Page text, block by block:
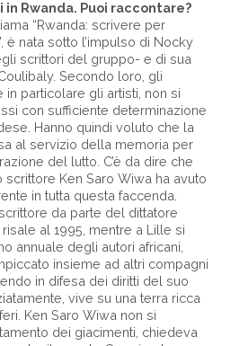
Rwanda. Puoi raccontare?
“Rwanda: scrivere per
è nata sotto l’impulso di Nocky
scrittori del gruppo- e di sua
Secondo loro, gli
in particolare gli artisti, non si
con sufficiente determinazione
Hanno quindi voluto che la
al servizio della memoria per
del lutto. C’è da dire che
scrittore Ken Saro Wiwa ha avuto
in tutta questa faccenda.
da parte del dittatore
al 1995, mentre a Lille si
annuale degli autori africani,
insieme ad altri compagni
in difesa dei diritti del suo
vive su una terra ricca
Ken Saro Wiwa non si
dei giacimenti, chiedeva